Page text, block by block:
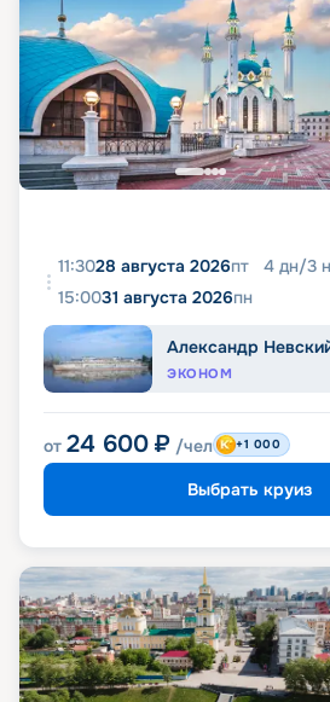
11:3028 августа 2026пт 4 дн/3
15:0031 августа 2026пн
Александр
ЭКОНОМ
от 24 600 ₽ /чел +1 000
Выбрать круиз